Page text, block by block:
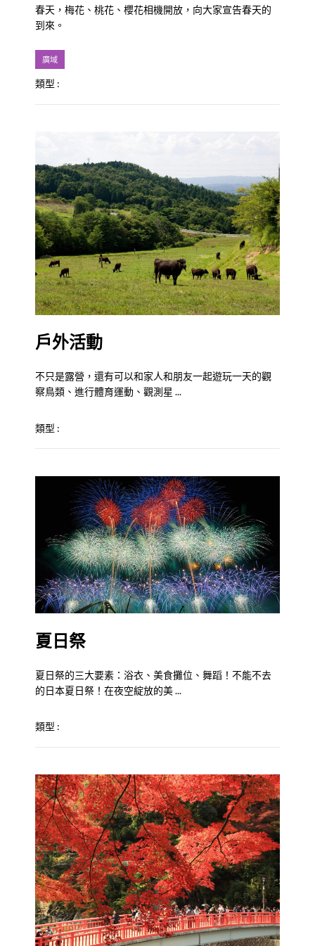
春天，梅花、桃花、櫻花相機開放，向大家宣告春天的
到來。
廣域
類型 :
戶外活動
不只是露營，還有可以和家人和朋友一起遊玩一天的觀
察鳥類、進行體育運動、觀測星 ...
類型 :
夏日祭
夏日祭的三大要素：浴衣、美食攤位、舞蹈！不能不去
的日本夏日祭！在夜空綻放的美 ...
類型 :